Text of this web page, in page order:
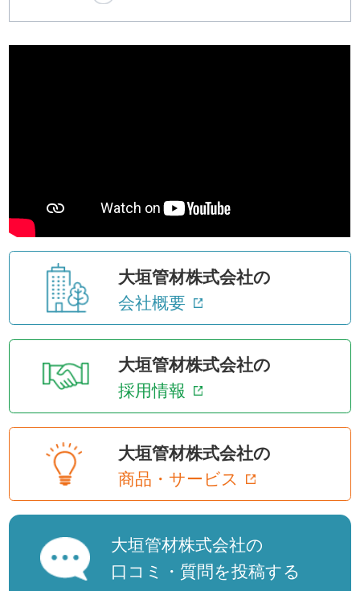
大垣管材株式会社の
会社概要
大垣管材株式会社の
採用情報
大垣管材株式会社の
商品・サービス
大垣管材株式会社の
口コミ・質問を投稿する